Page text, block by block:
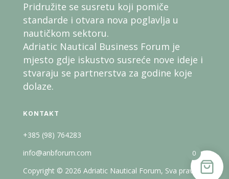
Pridružite se susretu koji pomiče
standarde i otvara nova poglavlja u
nautičkom sektoru.
Adriatic Nautical Business Forum je
mjesto gdje iskustvo susreće nove ideje i
stvaraju se partnerstva za godine koje
dolaze.
KONTAKT
+385 (98) 764283
info@anbforum.com
Copyright © 2026 Adriatic Nautical Forum, Sva prava
0